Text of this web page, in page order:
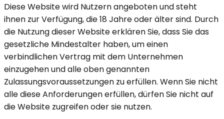
Diese Website wird Nutzern angeboten und steht
ihnen zur Verfügung, die 18 Jahre oder älter sind. Durch
die Nutzung dieser Website erklären Sie, dass Sie das
gesetzliche Mindestalter haben, um einen
verbindlichen Vertrag mit dem Unternehmen
einzugehen und alle oben genannten
Zulassungsvoraussetzungen zu erfüllen. Wenn Sie nicht
alle diese Anforderungen erfüllen, dürfen Sie nicht auf
die Website zugreifen oder sie nutzen.